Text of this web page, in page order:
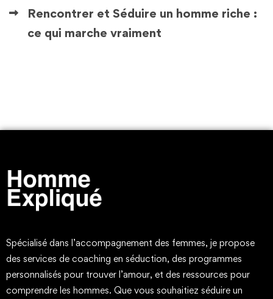
Rencontrer et Séduire un homme riche :
ce qui marche vraiment
Spécialisé dans l’accompagnement des femmes, je propose
des services de coaching en séduction, des programmes
personnalisés pour trouver l’amour, et des ressources pour
comprendre les hommes. Que vous souhaitiez séduire un